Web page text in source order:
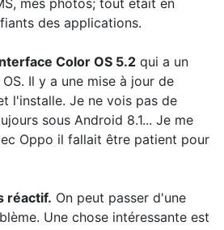
des applications.
Color OS 5.2 qui a un
Il y a une mise à jour de
l'installe. Je ne vois pas de
sous Android 8.1... Je me
Oppo il fallait être patient pour
réactif. On peut passer d'une
Une chose intéressante est